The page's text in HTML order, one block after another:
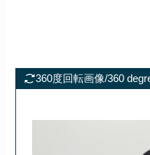
360度回転画像/360